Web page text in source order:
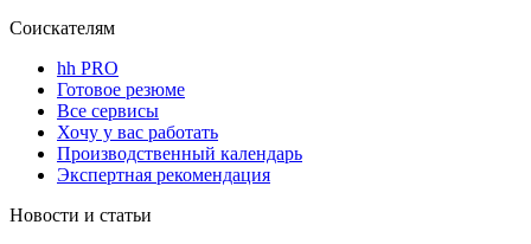
Соискателям
hh PRO
Готовое резюме
Все сервисы
Хочу у вас работать
Производственный календарь
Экспертная рекомендация
Новости и статьи